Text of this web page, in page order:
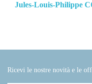
Jules-Louis-Philippe
Ricevi le nostre novità e le